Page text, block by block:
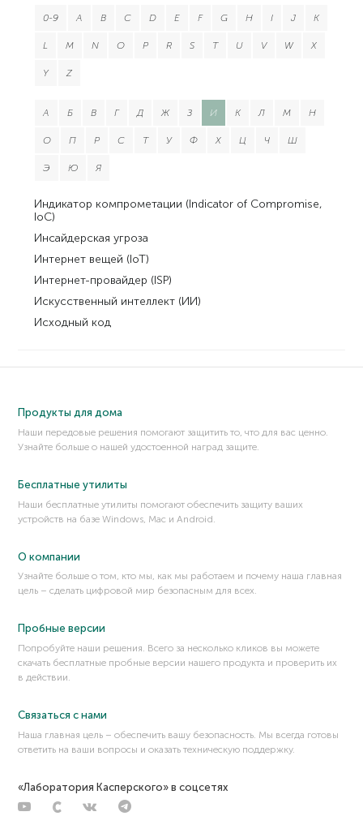
0-9 A B C D E F G H I J K
L M N O P R S T U V W X
Y Z
А Б В Г Д Ж З И К Л М Н
О П Р С Т У Ф Х Ц Ч Ш
Э Ю Я
Индикатор компрометации (Indicator of Compromise,
IoC)
Инсайдерская угроза
Интернет вещей (IoT)
Интернет-провайдер (ISP)
Искусственный интеллект (ИИ)
Исходный код
Продукты для дома
Наши передовые решения помогают защитить то, что для вас ценно.
Узнайте больше о нашей удостоенной наград защите.
Бесплатные утилиты
Наши бесплатные утилиты помогают обеспечить защиту ваших
устройств на базе Windows, Mac и Android.
О компании
Узнайте больше о том, кто мы, как мы работаем и почему наша главная
цель – сделать цифровой мир безопасным для всех.
Пробные версии
Попробуйте наши решения. Всего за несколько кликов вы можете
скачать бесплатные пробные версии нашего продукта и проверить их
в действии.
Связаться с нами
Наша главная цель – обеспечить вашу безопасность. Мы всегда готовы
ответить на ваши вопросы и оказать техническую поддержку.
«Лаборатория Касперского» в соцсетях